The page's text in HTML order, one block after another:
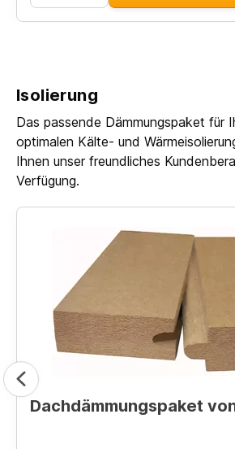
Isolierung
Das passende Dämmungspaket für
optimalen Kälte- und
Ihnen unser freundliches
Verfügung.
Dachdämmungspaket